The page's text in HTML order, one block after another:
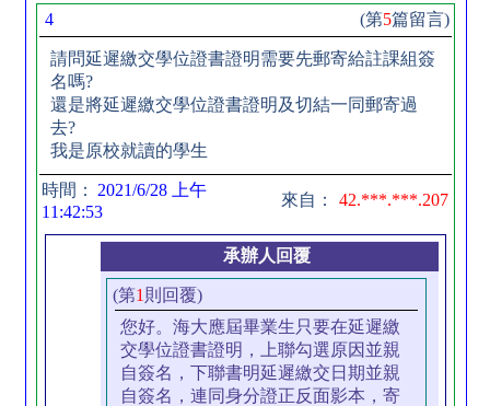
4 (第5篇留言)
請問延遲繳交學位證書證明需要先郵寄給註課組簽
名嗎?
還是將延遲繳交學位證書證明及切結一同郵寄過
去?
我是原校就讀的學生
時間：
2021/6/28 上午
11:42:53
來自： 42.***.***.207
承辦人回覆
(第1 則回覆)
您好。海大應屆畢業生只要在延遲繳
交學位證書證明，上聯勾選原因並親
自簽名，下聯書明延遲繳交日期並親
自簽名，連同身分證正反面影本，寄